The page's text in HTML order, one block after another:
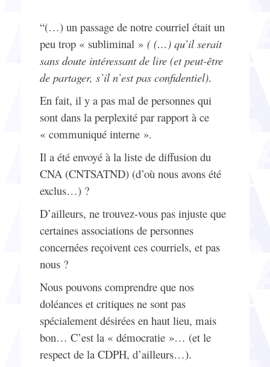
“(…) un passage de notre courriel était un
peu trop « subliminal » ( (…) qu’il serait
sans doute intéressant de lire (et peut-être
de partager, s’il n’est pas confidentiel).
En fait, il y a pas mal de personnes qui
sont dans la perplexité par rapport à ce
« communiqué interne ».
Il a été envoyé à la liste de diffusion du
CNA (CNTSATND) (d’où nous avons été
exclus…) ?
D’ailleurs, ne trouvez-vous pas injuste que
certaines associations de personnes
concernées reçoivent ces courriels, et pas
nous ?
Nous pouvons comprendre que nos
doléances et critiques ne sont pas
spécialement désirées en haut lieu, mais
bon… C’est la « démocratie »… (et le
respect de la CDPH, d’ailleurs…).